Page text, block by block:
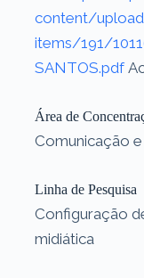
content/
items/191/
SANTOS.pdf
Área de
Comunicação
Linha de Pesquisa
Configuração
midiática